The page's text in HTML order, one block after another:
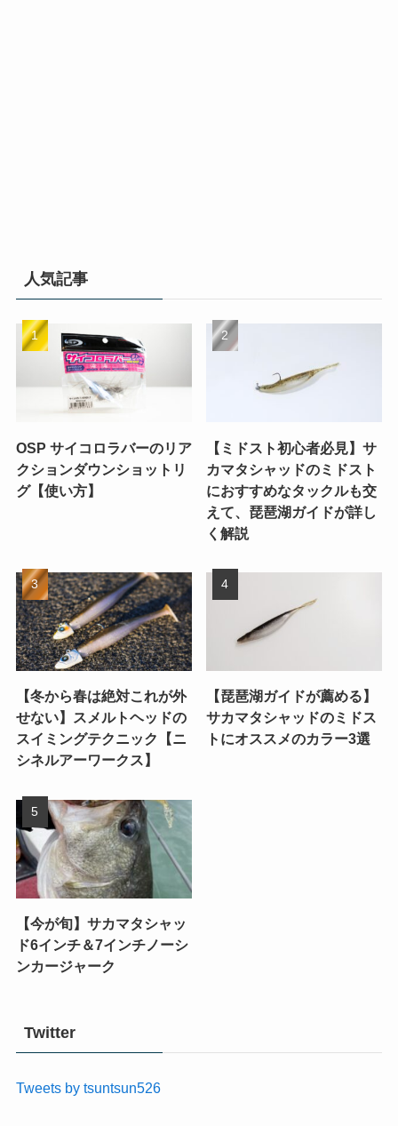
人気記事
OSP サイコロラバーのリア
クションダウンショットリ
グ【使い方】
【ミドスト初心者必見】サ
カマタシャッドのミドスト
におすすめなタックルも交
えて、琵琶湖ガイドが詳し
く解説
【冬から春は絶対これが外
せない】スメルトヘッドの
スイミングテクニック【ニ
シネルアーワークス】
【琵琶湖ガイドが薦める】
サカマタシャッドのミドス
トにオススメのカラー3選
【今が旬】サカマタシャッ
ド6インチ＆7インチノーシ
ンカージャーク
Twitter
Tweets by tsuntsun526